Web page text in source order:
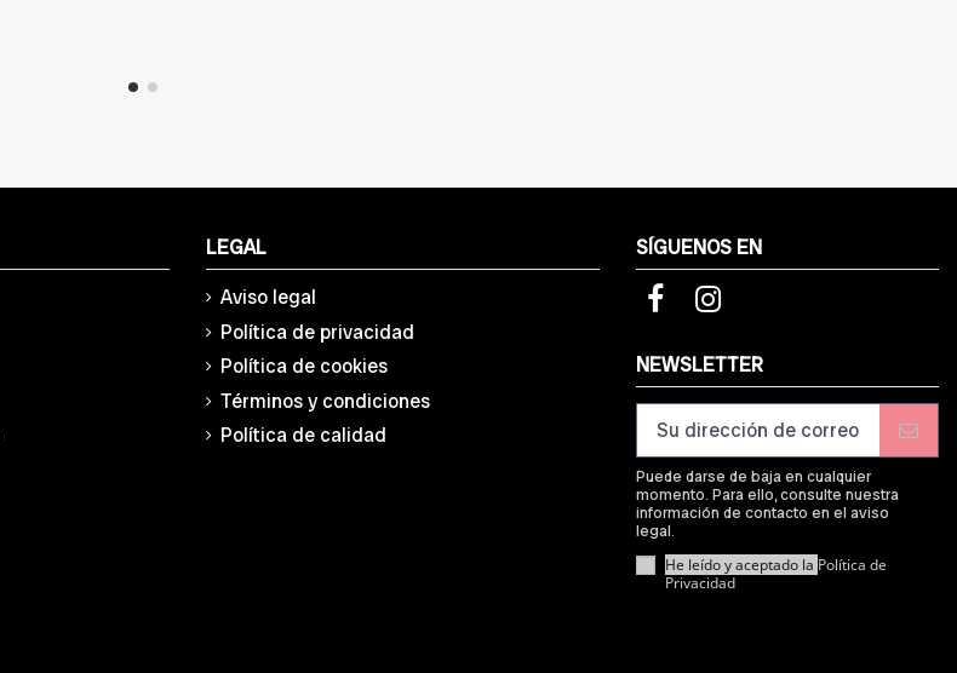
LEGAL
Aviso legal
Política de privacidad
Política de cookies
Términos y condiciones
Política de calidad
SÍGUENOS EN
NEWSLETTER
Puede darse de baja en cualquier
momento. Para ello, consulte nuestra
información de contacto en el aviso
legal.
He leído y aceptado la Política de
Privacidad